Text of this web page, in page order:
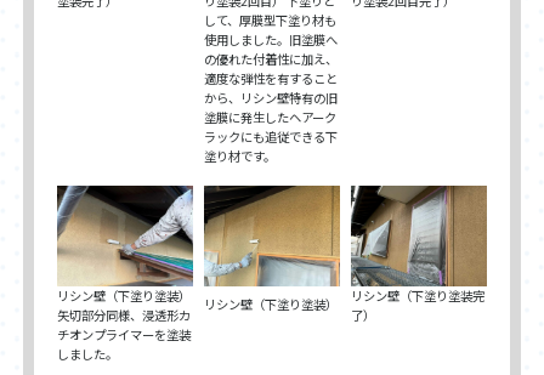
して、厚膜型下塗り材も
使用しました。旧塗膜へ
の優れた付着性に加え、
適度な弾性を有すること
から、リシン壁特有の旧
塗膜に発生したヘアーク
ラックにも追従できる下
塗り材です。
リシン壁（下塗り塗装）
矢切部分同様、浸透形カ
チオンプライマーを塗装
しました。
リシン壁（下塗り塗装）
リシン壁（下塗り塗装完
了）